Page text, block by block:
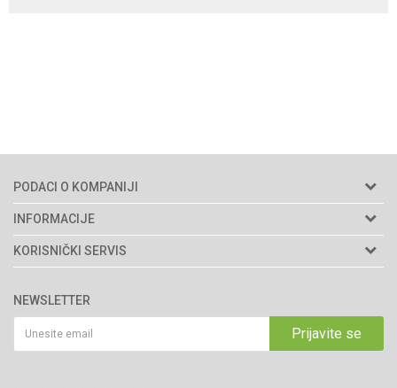
PODACI O KOMPANIJI
Agromarket d.o.o.
Matični broj: 11003826
76300 Bijeljina
066/44-99-00
INFORMACIJE
O nama
Brendovi
Katalozi
Saradnja
KORISNIČKI SERVIS
Politika privatnosti
Kako kupiti
Isporuka
NEWSLETTER
Prijavite se